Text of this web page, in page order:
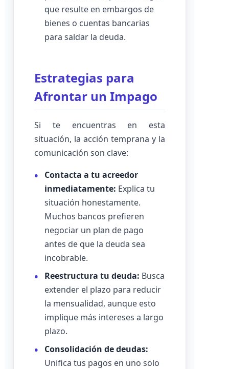
que resulte en embargos de
bienes o cuentas bancarias
para saldar la deuda.
Estrategias para
Afrontar un Impago
Si te encuentras en esta
situación, la acción temprana y la
comunicación son clave:
Contacta a tu acreedor
inmediatamente: Explica tu
situación honestamente.
Muchos bancos prefieren
negociar un plan de pago
antes de que la deuda sea
incobrable.
Reestructura tu deuda: Busca
extender el plazo para reducir
la mensualidad, aunque esto
implique más intereses a largo
plazo.
Consolidación de deudas:
Unifica tus pagos en uno solo